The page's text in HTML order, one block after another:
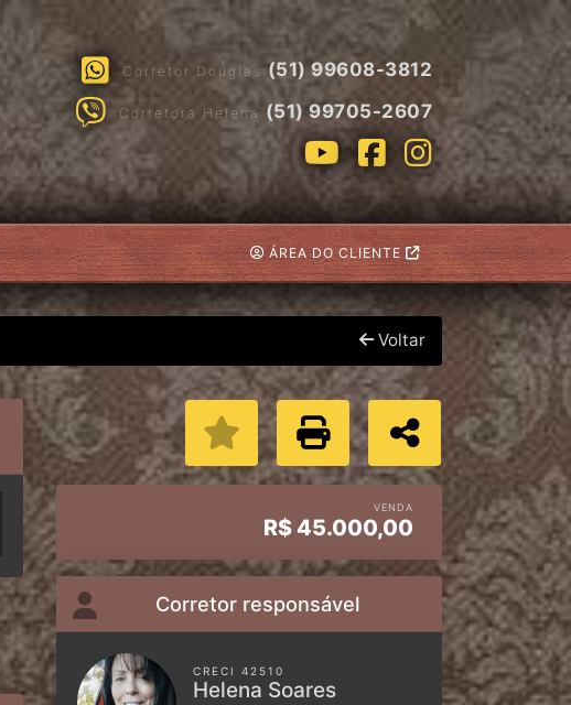
Corretor Douglas(51) 99608-3812
Corretora Helena (51) 99705-2607
ÁREA DO CLIENTE
Voltar
VENDA
R$ 45.000,00
Corretor responsável
CRECI 42510
Helena Soares